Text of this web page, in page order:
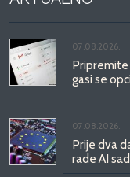
07.08.2026.
Pripremite
gasi se
07.08.2026.
Prije dva
rade AI